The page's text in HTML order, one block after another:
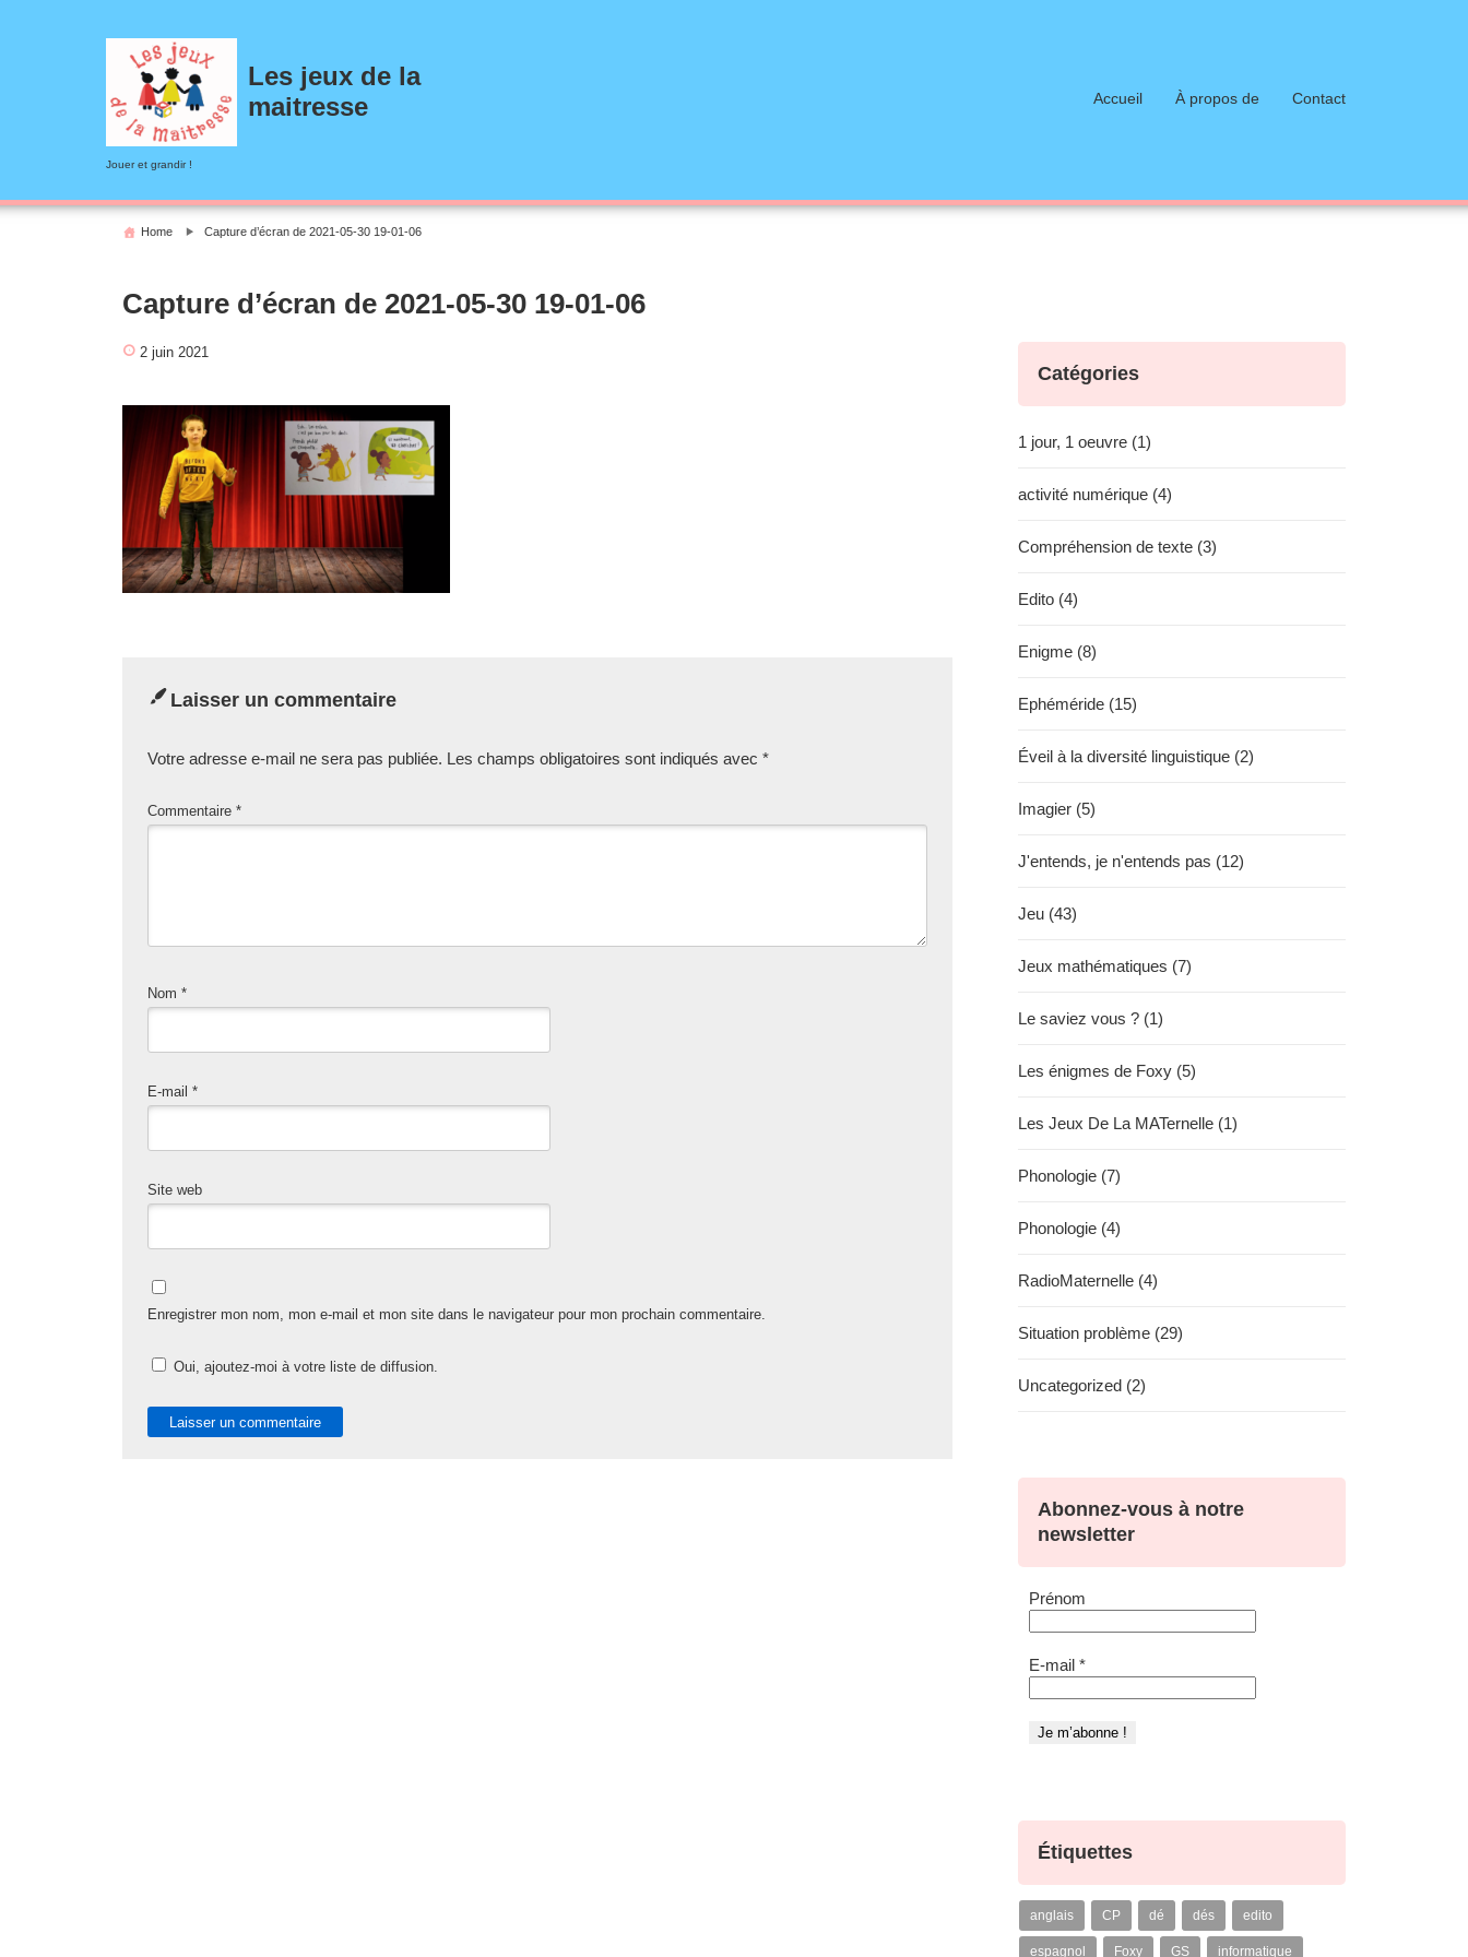
Les jeux de la
maitresse
Jouer et grandir !
Accueil À propos de Contact
Home Capture d’écran de 2021-05-30 19-01-06
Capture d’écran de 2021-05-30 19-01-06
2 juin 2021
Laisser un commentaire
Votre adresse e-mail ne sera pas publiée. Les champs obligatoires sont indiqués avec *
Commentaire *
Nom *
E-mail *
Site web
Enregistrer mon nom, mon e-mail et mon site dans le navigateur pour mon prochain commentaire.
Oui, ajoutez-moi à votre liste de diffusion.
Catégories
1 jour, 1 oeuvre (1)
activité numérique (4)
Compréhension de texte (3)
Edito (4)
Enigme (8)
Ephéméride (15)
Éveil à la diversité linguistique (2)
Imagier (5)
J'entends, je n'entends pas (12)
Jeu (43)
Jeux mathématiques (7)
Le saviez vous ? (1)
Les énigmes de Foxy (5)
Les Jeux De La MATernelle (1)
Phonologie (7)
Phonologie (4)
RadioMaternelle (4)
Situation problème (29)
Uncategorized (2)
Abonnez-vous à notre
newsletter
Prénom
E-mail *
Étiquettes
anglais CP dé dés edito
espagnol Foxy GS informatique